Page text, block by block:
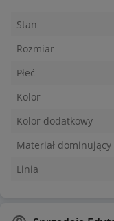
Szerokość na dole
a sprzedaż oferuję
Stan
Rozmiar
Płeć
Kolor
Kolor dodatkowy
Materiał dominujący
Linia